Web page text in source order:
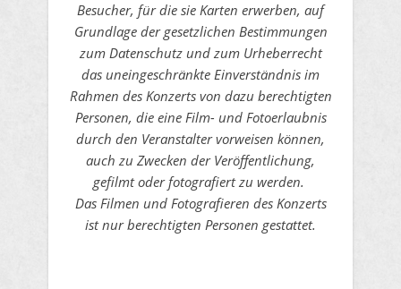
Besucher, für die sie Karten erwerben, auf
Grundlage der gesetzlichen Bestimmungen
zum Datenschutz und zum Urheberrecht
das uneingeschränkte Einverständnis im
Rahmen des Konzerts von dazu berechtigten
Personen, die eine Film- und Fotoerlaubnis
durch den Veranstalter vorweisen können,
auch zu Zwecken der Veröffentlichung,
gefilmt oder fotografiert zu werden.
Das Filmen und Fotografieren des Konzerts
ist nur berechtigten Personen gestattet.